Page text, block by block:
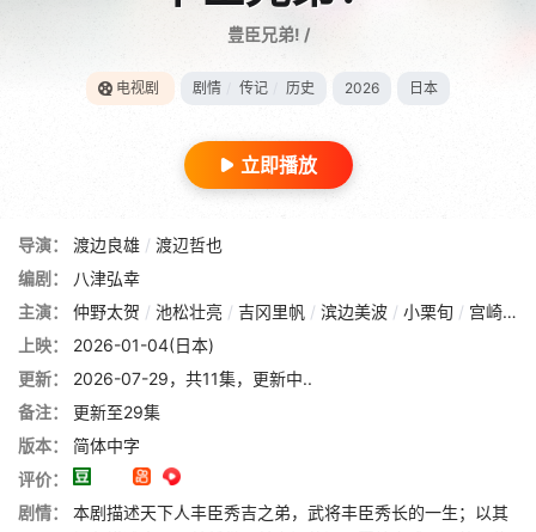
豊臣兄弟! /
电视剧 剧情 传记 历史 2026 日本
立即播放
导演： 渡边良雄 / 渡辺哲也
编剧：
八津弘幸
主演：
仲野太贺 / 池松壮亮 / 吉冈里帆 / 滨边美波 / 小栗旬 / 宫崎葵
上映：
2026-01-04(日本)
更新：
2026-07-29，共11集，更新中..
备注：
更新至29集
版本：
简体中字
评价：
剧情：
本剧描述天下人丰臣秀吉之弟，武将丰臣秀长的一生；以其